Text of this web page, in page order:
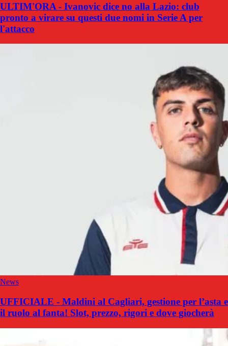
ULTIM'ORA - Ivanovic dice no alla Lazio: club
pronto a virare su questi due nomi in Serie A per
l'attacco
News
UFFICIALE - Maldini al Cagliari, gestione per l’asta e
il ruolo al fanta! Slot, prezzo, rigori e dove giocherà